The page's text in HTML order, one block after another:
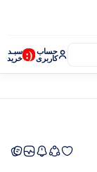
حساب
کاربری (: سبـد
خرید